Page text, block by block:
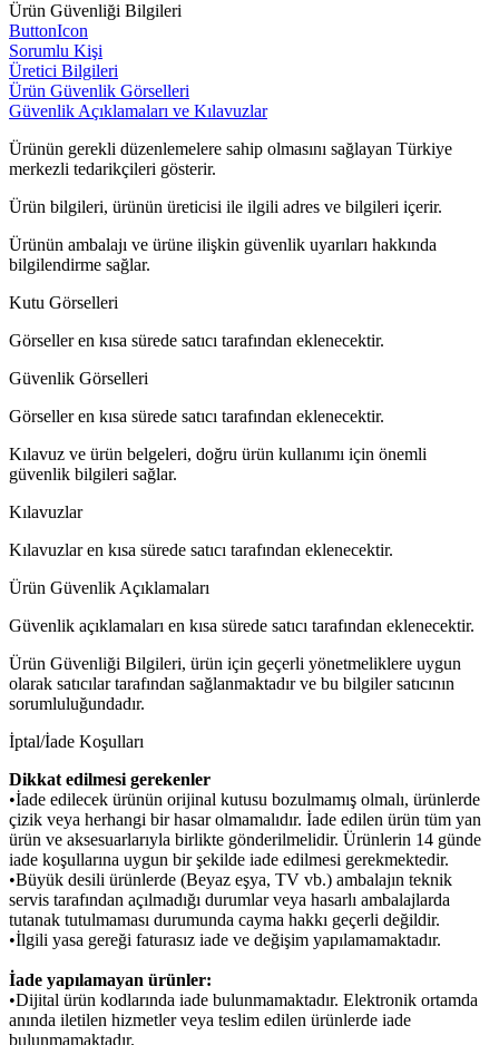
Ürün Güvenliği Bilgileri
ButtonIcon
Sorumlu Kişi
Üretici Bilgileri
Ürün Güvenlik Görselleri
Güvenlik Açıklamaları ve Kılavuzlar
Ürünün gerekli düzenlemelere sahip olmasını sağlayan Türkiye
merkezli tedarikçileri gösterir.
Ürün bilgileri, ürünün üreticisi ile ilgili adres ve bilgileri içerir.
Ürünün ambalajı ve ürüne ilişkin güvenlik uyarıları hakkında
bilgilendirme sağlar.
Kutu Görselleri
Görseller en kısa sürede satıcı tarafından eklenecektir.
Güvenlik Görselleri
Görseller en kısa sürede satıcı tarafından eklenecektir.
Kılavuz ve ürün belgeleri, doğru ürün kullanımı için önemli
güvenlik bilgileri sağlar.
Kılavuzlar
Kılavuzlar en kısa sürede satıcı tarafından eklenecektir.
Ürün Güvenlik Açıklamaları
Güvenlik açıklamaları en kısa sürede satıcı tarafından eklenecektir.
Ürün Güvenliği Bilgileri, ürün için geçerli yönetmeliklere uygun
olarak satıcılar tarafından sağlanmaktadır ve bu bilgiler satıcının
sorumluluğundadır.
İptal/İade Koşulları
Dikkat edilmesi gerekenler
•İade edilecek ürünün orijinal kutusu bozulmamış olmalı, ürünlerde
çizik veya herhangi bir hasar olmamalıdır. İade edilen ürün tüm yan
ürün ve aksesuarlarıyla birlikte gönderilmelidir. Ürünlerin 14 günde
iade koşullarına uygun bir şekilde iade edilmesi gerekmektedir.
•Büyük desili ürünlerde (Beyaz eşya, TV vb.) ambalajın teknik
servis tarafından açılmadığı durumlar veya hasarlı ambalajlarda
tutanak tutulmaması durumunda cayma hakkı geçerli değildir.
•İlgili yasa gereği faturasız iade ve değişim yapılamamaktadır.
İade yapılamayan ürünler:
•Dijital ürün kodlarında iade bulunmamaktadır. Elektronik ortamda
anında iletilen hizmetler veya teslim edilen ürünlerde iade
bulunmamaktadır.